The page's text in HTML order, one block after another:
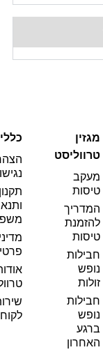
מגזין
טרווליסט
מעקב
טיסות
המדריך
להזמנת
טיסות
חבילות
נופש
זולות
חבילות
נופש
ברגע
האחרון
כללי